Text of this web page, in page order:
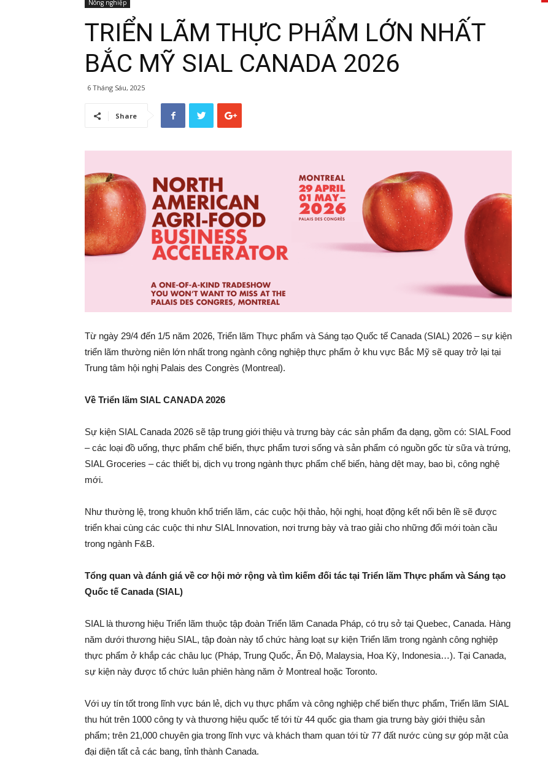
Nông nghiệp
TRIỂN LÃM THỰC PHẨM LỚN NHẤT
BẮC MỸ SIAL CANADA 2026
6 Tháng Sáu, 2025
Share
Từ ngày 29/4 đến 1/5 năm 2026, Triển lãm Thực phẩm và Sáng tạo Quốc tế Canada (SIAL) 2026 – sự kiện
triển lãm thường niên lớn nhất trong ngành công nghiệp thực phẩm ở khu vực Bắc Mỹ sẽ quay trở lại tại
Trung tâm hội nghị Palais des Congrès (Montreal).
Về Triển lãm SIAL CANADA 2026
Sự kiện SIAL Canada 2026 sẽ tập trung giới thiệu và trưng bày các sản phẩm đa dạng, gồm có: SIAL Food
– các loại đồ uống, thực phẩm chế biến, thực phẩm tươi sống và sản phẩm có nguồn gốc từ sữa và trứng,
SIAL Groceries – các thiết bị, dịch vụ trong ngành thực phẩm chế biến, hàng dệt may, bao bì, công nghệ
mới.
Như thường lệ, trong khuôn khổ triển lãm, các cuộc hội thảo, hội nghị, hoạt động kết nối bên lề sẽ được
triển khai cùng các cuộc thi như SIAL Innovation, nơi trưng bày và trao giải cho những đổi mới toàn cầu
trong ngành F&B.
Tổng quan và đánh giá về cơ hội mở rộng và tìm kiếm đối tác tại Triển lãm Thực phẩm và Sáng tạo
Quốc tế Canada (SIAL)
SIAL là thương hiệu Triển lãm thuộc tập đoàn Triển lãm Canada Pháp, có trụ sở tại Quebec, Canada. Hàng
năm dưới thương hiệu SIAL, tập đoàn này tổ chức hàng loạt sự kiện Triển lãm trong ngành công nghiệp
thực phẩm ở khắp các châu lục (Pháp, Trung Quốc, Ấn Độ, Malaysia, Hoa Kỳ, Indonesia…). Tại Canada,
sự kiện này được tổ chức luân phiên hàng năm ở Montreal hoặc Toronto.
Với uy tín tốt trong lĩnh vực bán lẻ, dịch vụ thực phẩm và công nghiệp chế biến thực phẩm, Triển lãm SIAL
thu hút trên 1000 công ty và thương hiệu quốc tế tới từ 44 quốc gia tham gia trưng bày giới thiệu sản
phẩm; trên 21,000 chuyên gia trong lĩnh vực và khách tham quan tới từ 77 đất nước cùng sự góp mặt của
đại diện tất cả các bang, tỉnh thành Canada.